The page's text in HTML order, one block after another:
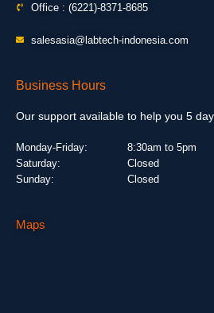
Office : (6221)-8371-8685
salesasia@labtech-indonesia.com
Business Hours
Our support available to help you 5
Monday-Friday:
Saturday:
Sunday:
8:30am to 5pm
Closed
Closed
Maps